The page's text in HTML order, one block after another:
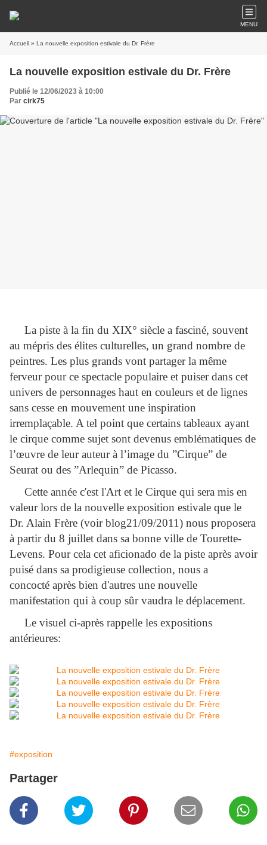
MENU
Accueil » La nouvelle exposition estivale du Dr. Frère
La nouvelle exposition estivale du Dr. Frère
Publié le 12/06/2023 à 10:00
Par cirk75
La piste à la fin du XIX° siècle a fasciné, souvent
au mépris des élites culturelles, un grand nombre de
peintres. Les plus grands vont partager la même
ferveur pour ce spectacle populaire et puiser dans cet
univers de personnages haut en couleurs et de lignes
sans cesse en mouvement une inspiration
irremplaçable. A tel point que certains tableaux ayant
le cirque comme sujet sont devenus emblématiques de
l’œuvre de leur auteur à l’image du ”Cirque” de
Seurat ou des ”Arlequin” de Picasso.
Cette année c'est l'Art et le Cirque qui sera mis en
valeur lors de la nouvelle exposition estivale que le
Dr. Alain Frère (voir blog21/09/2011) nous proposera
à partir du 8 juillet dans sa bonne ville de Tourette-
Levens. Pour cela cet aficionado de la piste après avoir
puisé dans sa prodigieuse collection, nous a
concocté après bien d'autres une nouvelle
manifestation qui à coup sûr vaudra le déplacement.
Le visuel ci-après rappelle les expositions
antérieures:
#exposition
Partager